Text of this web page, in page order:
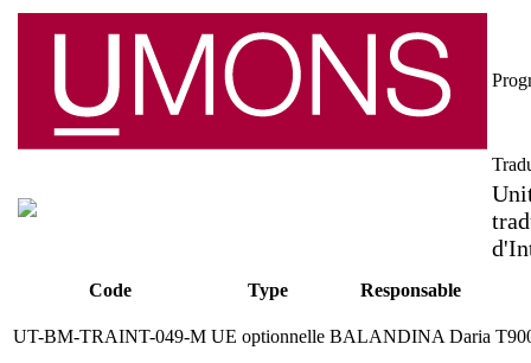
Code Type Responsable
UT-BM-TRAINT-049-M UE optionnelle BALANDINA Daria